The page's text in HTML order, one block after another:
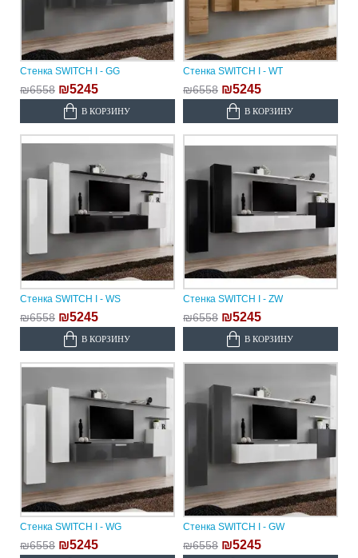
Стенка SWITCH I - GG
₪6558 ₪5245
В КОРЗИНУ
Стенка SWITCH I - WT
₪6558 ₪5245
В КОРЗИНУ
Стенка SWITCH I - WS
₪6558 ₪5245
В КОРЗИНУ
Стенка SWITCH I - ZW
₪6558 ₪5245
В КОРЗИНУ
Стенка SWITCH I - WG
₪6558 ₪5245
Стенка SWITCH I - GW
₪6558 ₪5245